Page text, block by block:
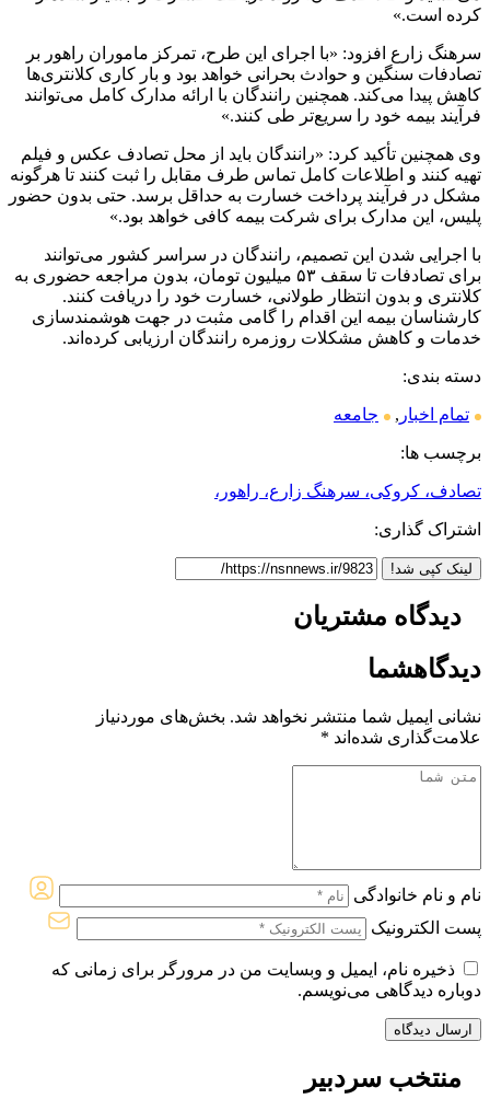
کرده است.»
سرهنگ زارع افزود: «با اجرای این طرح، تمرکز ماموران راهور بر
تصادفات سنگین و حوادث بحرانی خواهد بود و بار کاری کلانتری‌ها
کاهش پیدا می‌کند. همچنین رانندگان با ارائه مدارک کامل می‌توانند
فرآیند بیمه خود را سریع‌تر طی کنند.»
وی همچنین تأکید کرد: «رانندگان باید از محل تصادف عکس و فیلم
تهیه کنند و اطلاعات کامل تماس طرف مقابل را ثبت کنند تا هرگونه
مشکل در فرآیند پرداخت خسارت به حداقل برسد. حتی بدون حضور
پلیس، این مدارک برای شرکت بیمه کافی خواهد بود.»
با اجرایی شدن این تصمیم، رانندگان در سراسر کشور می‌توانند
برای تصادفات تا سقف ۵۳ میلیون تومان، بدون مراجعه حضوری به
کلانتری و بدون انتظار طولانی، خسارت خود را دریافت کنند.
کارشناسان بیمه این اقدام را گامی مثبت در جهت هوشمندسازی
خدمات و کاهش مشکلات روزمره رانندگان ارزیابی کرده‌اند.
دسته بندی:
تمام اخبار , جامعه
برچسب ها:
تصادف، کروکی، سرهنگ زارع، راهور،
اشتراک گذاری:
لینک کپی شد!
دیدگاه مشتریان
دیدگاهشما
نشانی ایمیل شما منتشر نخواهد شد. بخش‌های موردنیاز
علامت‌گذاری شده‌اند *
نام و نام خانوادگی
پست الکترونیک
ذخیره نام، ایمیل و وبسایت من در مرورگر برای زمانی که
دوباره دیدگاهی می‌نویسم.
منتخب سردبیر